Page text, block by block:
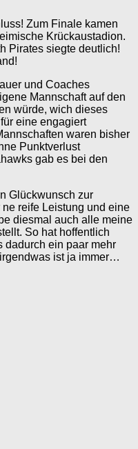
Zum Finale kamen
Krückaustadion.
Pirates siegte deutlich!
und Coaches
Mannschaft auf den
würde, wich dieses
eine engagiert
waren bisher
Punktverlust
gab es bei den
Glückwunsch zur
reife Leistung und eine
diesmal auch alle meine
So hat hoffentlich
dadurch ein paar mehr
ist ja immer…